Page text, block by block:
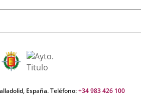
España. Teléfono:+34 983 426 100